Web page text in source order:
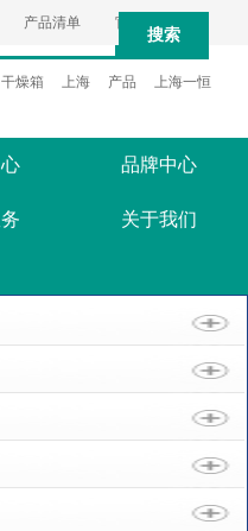
官方微信
产品清单
搜索
干燥箱 上海 产品
上海一恒
品牌中心
关于我们